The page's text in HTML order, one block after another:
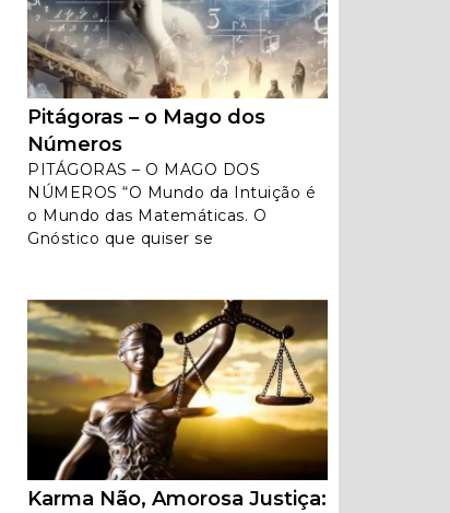
Pitágoras – o Mago dos
Números
PITÁGORAS – O MAGO DOS
NÚMEROS “O Mundo da Intuição é
o Mundo das Matemáticas. O
Gnóstico que quiser se
Karma Não, Amorosa Justiça: